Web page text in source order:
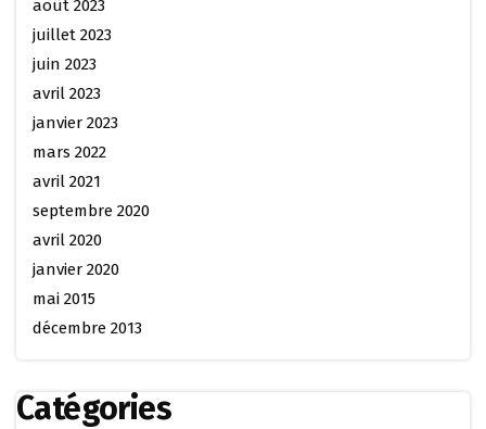
août 2023
juillet 2023
juin 2023
avril 2023
janvier 2023
mars 2022
avril 2021
septembre 2020
avril 2020
janvier 2020
mai 2015
décembre 2013
Catégories